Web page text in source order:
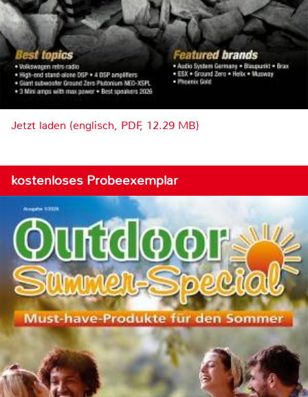
Jetzt laden (englisch, PDF, 12.29 MB)
kostenloses Probeexemplar